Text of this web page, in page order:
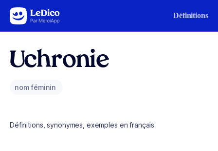
Aller au contenu Définitions
Uchronie
nom féminin
Définitions, synonymes, exemples en français